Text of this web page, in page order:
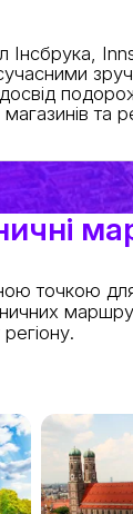
Інсбрука,
та
точкою